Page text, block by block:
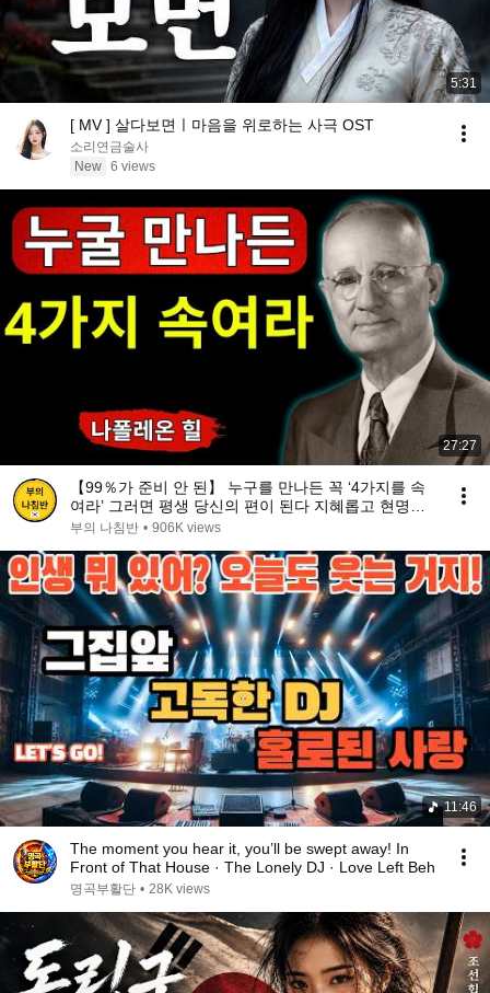
5:31
[ MV ] 살다보면ㅣ마음을 위로하는 사극 OST
소리연금술사
New 6 views
27:27
【99％가 준비 안 된】 누구를 만나든 꼭 ‘4가지를 속
여라’ 그러면 평생 당신의 편이 된다 지혜롭고 현명한
인간관계 조언 나폴레온 힐
부의 나침반 • 906K views
11:46
The moment you hear it, you’ll be swept away! In
Front of That House · The Lonely DJ · Love Left Beh
명곡부활단 • 28K views